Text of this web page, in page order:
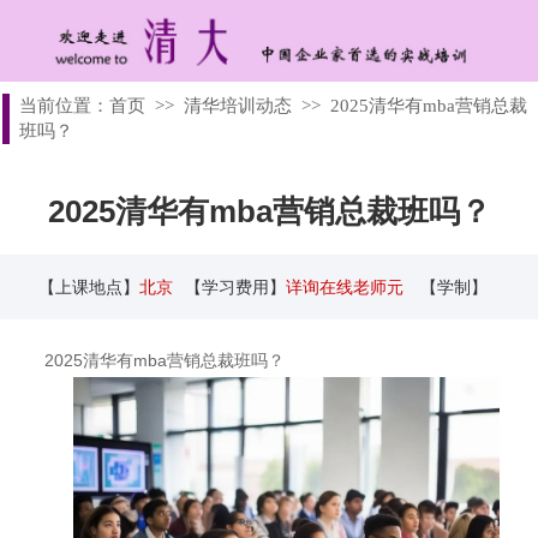
当前位置： 首页 >> 清华培训动态 >> 2025清华有mba营销总裁
班吗？
2025清华有mba营销总裁班吗？
【上课地点】 北京 【学习费用】 详询在线老师元 【学制】
2025清华有mba营销总裁班吗？